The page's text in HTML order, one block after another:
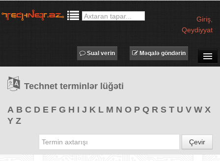
Giriş
Qeydiyyat
TƏDBİRLƏR
PROQRAMLAR
Məqalə göndərin
Sual verin
Technet terminlər lüğəti
A B C D E F G H I J K L M N O P Q R S T U V W X
Y Z
Çevir